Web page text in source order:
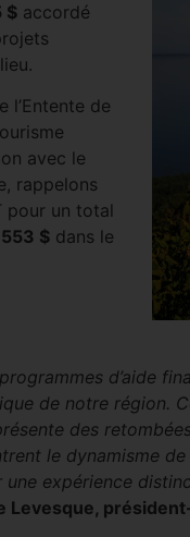
$ accordé
l’Entente de
avec le
rappelons
pour un total
$ dans le
d’aide
de notre région.
des
le dynamisme
une expérience
Levesque,